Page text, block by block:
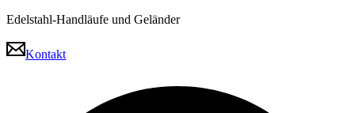
Edelstahl-Handläufe und Geländer
Kontakt